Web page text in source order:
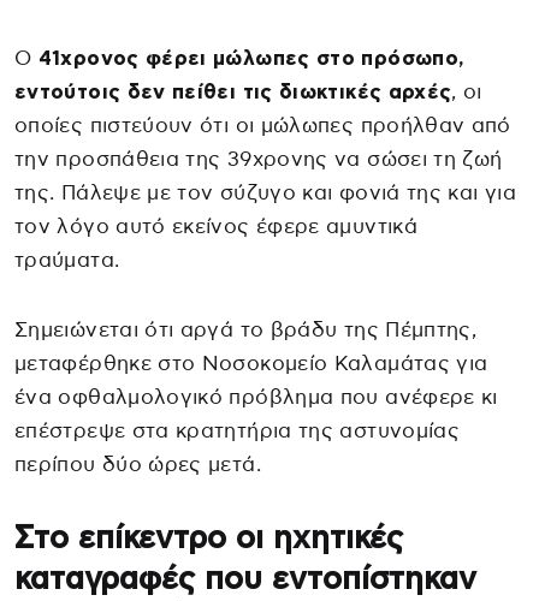
Ο 41χρονος φέρει μώλωπες στο πρόσωπο,
εντούτοις δεν πείθει τις διωκτικές αρχές, οι
οποίες πιστεύουν ότι οι μώλωπες προήλθαν από
την προσπάθεια της 39χρονης να σώσει τη ζωή
της. Πάλεψε με τον σύζυγο και φονιά της και για
τον λόγο αυτό εκείνος έφερε αμυντικά
τραύματα.
Σημειώνεται ότι αργά το βράδυ της Πέμπτης,
μεταφέρθηκε στο Νοσοκομείο Καλαμάτας για
ένα οφθαλμολογικό πρόβλημα που ανέφερε κι
επέστρεψε στα κρατητήρια της αστυνομίας
περίπου δύο ώρες μετά.
Στο επίκεντρο οι ηχητικές
καταγραφές που εντοπίστηκαν